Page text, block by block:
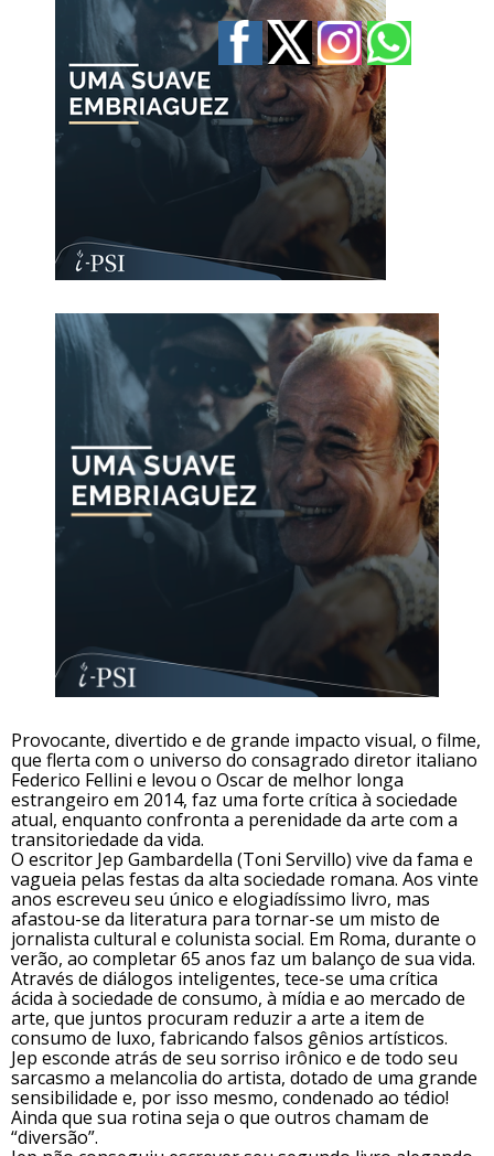
Provocante, divertido e de grande impacto visual, o filme,
que flerta com o universo do consagrado diretor italiano
Federico Fellini e levou o Oscar de melhor longa
estrangeiro em 2014, faz uma forte crítica à sociedade
atual, enquanto confronta a perenidade da arte com a
transitoriedade da vida.
O escritor Jep Gambardella (Toni Servillo) vive da fama e
vagueia pelas festas da alta sociedade romana. Aos vinte
anos escreveu seu único e elogiadíssimo livro, mas
afastou-se da literatura para tornar-se um misto de
jornalista cultural e colunista social. Em Roma, durante o
verão, ao completar 65 anos faz um balanço de sua vida.
Através de diálogos inteligentes, tece-se uma crítica
ácida à sociedade de consumo, à mídia e ao mercado de
arte, que juntos procuram reduzir a arte a item de
consumo de luxo, fabricando falsos gênios artísticos.
Jep esconde atrás de seu sorriso irônico e de todo seu
sarcasmo a melancolia do artista, dotado de uma grande
sensibilidade e, por isso mesmo, condenado ao tédio!
Ainda que sua rotina seja o que outros chamam de
“diversão”.